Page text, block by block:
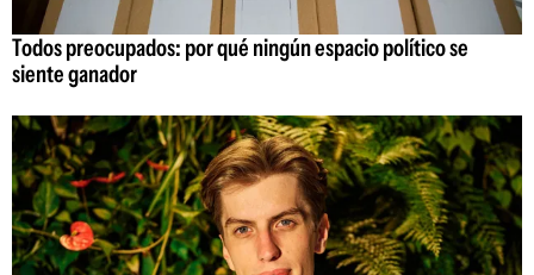
Todos preocupados: por qué ningún espacio político se
siente ganador